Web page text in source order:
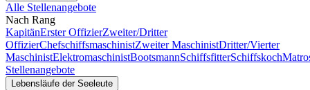
Alle Stellenangebote
Nach Rang
KapitänErster OffizierZweiter/Dritter
OffizierChefschiffsmaschinistZweiter MaschinistDritter/Vierter
MaschinistElektromaschinistBootsmannSchiffsfitterSchiffskoch
Stellenangebote
Lebensläufe der Seeleute